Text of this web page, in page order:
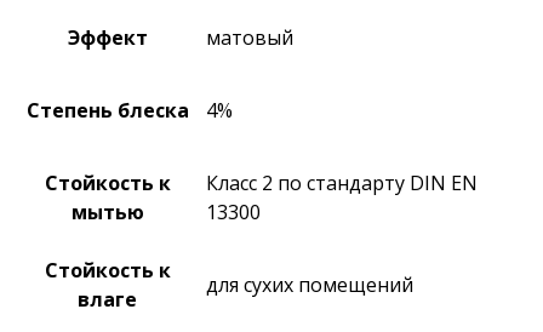
Эффект матовый
Степень блеска 4%
Стойкость к
мытью
Класс 2 по стандарту DIN EN
13300
Стойкость к
влаге
для сухих помещений